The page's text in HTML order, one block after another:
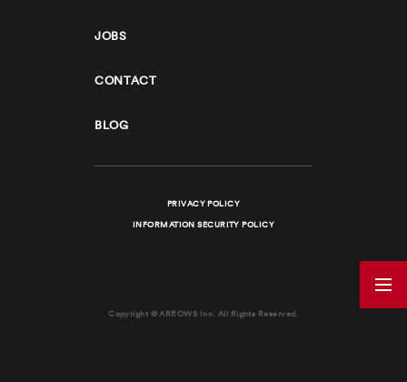
JOBS
CONTACT
BLOG
PRIVACY POLICY
INFORMATION SECURITY POLICY
Copyright © ARROWS Inc. All Rights Reserved.